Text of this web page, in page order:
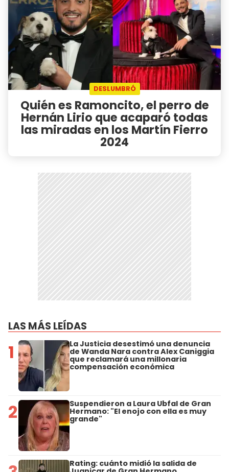
DESLUMBRÓ
Quién es Ramoncito, el perro de
Hernán Lirio que acaparó todas
las miradas en los Martín Fierro
2024
LAS MÁS LEÍDAS
1 La Justicia desestimó una denuncia
de Wanda Nara contra Alex Caniggia
que reclamará una millonaria
compensación económica
2 Suspendieron a Laura Ubfal de Gran
Hermano: "El enojo con ella es muy
grande"
Rating: cuánto midió la salida de